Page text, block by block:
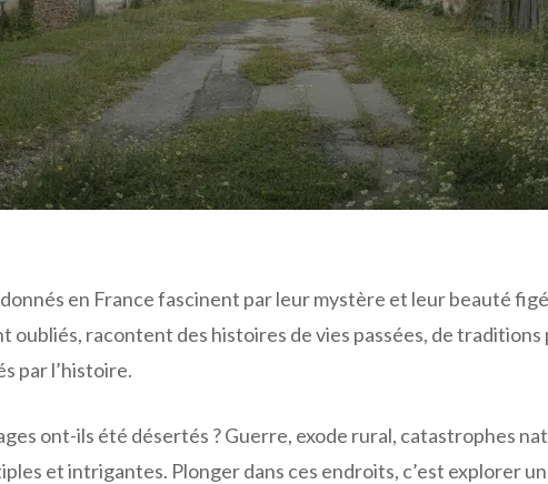
en France fascinent par leur mystère et leur beauté
oubliés, racontent des histoires de vies passées, de traditions
par l’histoire.
ont-ils été désertés ? Guerre, exode rural, catastrophes
et intrigantes. Plonger dans ces endroits, c’est explorer